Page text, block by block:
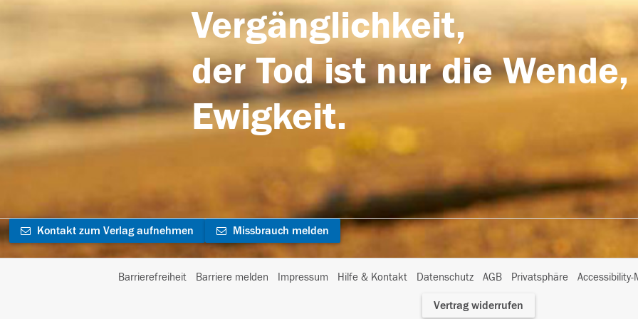
Vergänglichkeit,
der Tod ist nur die
Ewigkeit.
Kontakt zum Verlag aufnehmen Missbrauch melden
Barrierefreiheit Barriere melden Impressum Hilfe & Kontakt Datenschutz AGB Privatsphäre
I
Vertrag widerrufen